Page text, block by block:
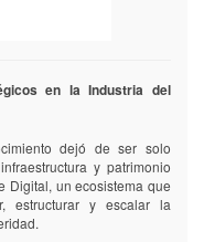
en la Industria del
dejó de ser solo
y patrimonio
Digital, un ecosistema que
estructurar y escalar la